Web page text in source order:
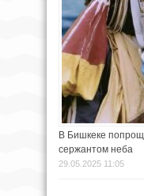
В Бишкеке
сержантом неба
29.05.2025 11:05